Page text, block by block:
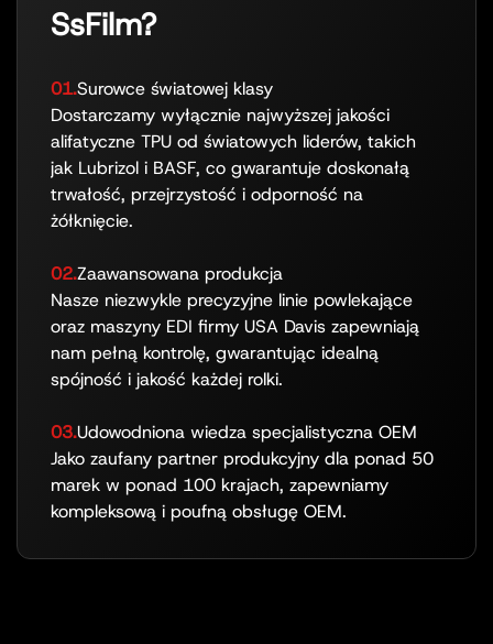
SsFilm?
01.Surowce światowej klasy
Dostarczamy wyłącznie najwyższej jakości
alifatyczne TPU od światowych liderów, takich
jak Lubrizol i BASF, co gwarantuje doskonałą
trwałość, przejrzystość i odporność na
żółknięcie.
02.Zaawansowana produkcja
Nasze niezwykle precyzyjne linie powlekające
oraz maszyny EDI firmy USA Davis zapewniają
nam pełną kontrolę, gwarantując idealną
spójność i jakość każdej rolki.
03.Udowodniona wiedza specjalistyczna OEM
Jako zaufany partner produkcyjny dla ponad 50
marek w ponad 100 krajach, zapewniamy
kompleksową i poufną obsługę OEM.